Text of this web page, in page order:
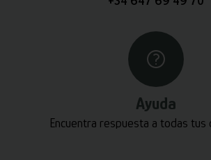
Ayuda
Encuentra respuesta a todas tus